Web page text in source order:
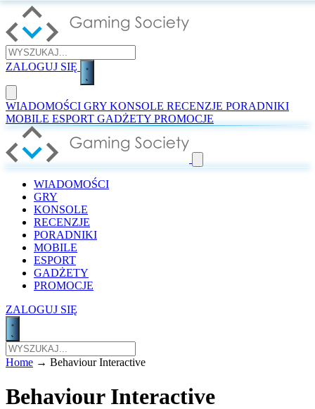
ZALOGUJ SIĘ
WIADOMOŚCI GRY KONSOLE RECENZJE PORADNIKI
MOBILE ESPORT GADŻETY PROMOCJE
WIADOMOŚCI
GRY
KONSOLE
RECENZJE
PORADNIKI
MOBILE
ESPORT
GADŻETY
PROMOCJE
ZALOGUJ SIĘ
Home → Behaviour Interactive
Behaviour Interactive